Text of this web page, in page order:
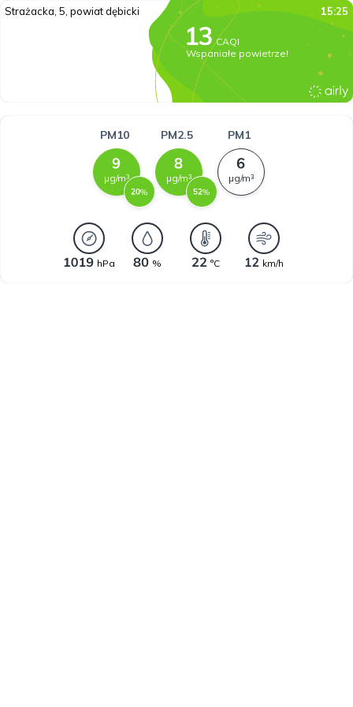
Strażacka, 5, powiat dębicki 15:25
CAQI
Wspaniałe powietrze!
PM10
µg/m³
%
PM2.5
µg/m³
%
PM1
µg/m³
hPa % °C km/h